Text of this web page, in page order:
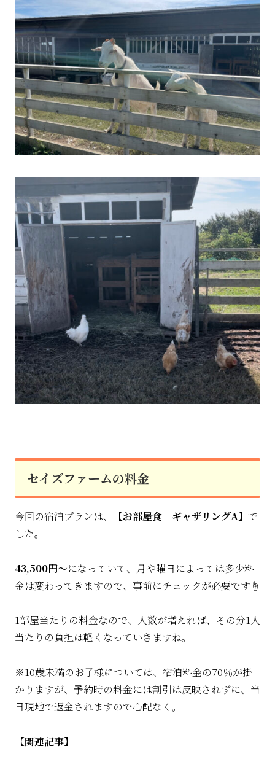
セイズファームの料金
今回の宿泊プランは、 【お部屋食 ギャザリングA】 で
した。
43,500円〜になっていて、月や曜日によっては多少料
金は変わってきますので、事前にチェックが必要です☝️
1部屋当たりの料金なので、人数が増えれば、その分1人
当たりの負担は軽くなっていきますね。
※10歳未満のお子様については、宿泊料金の70％が掛
かりますが、予約時の料金には割引は反映されずに、当
日現地で返金されますので心配なく。
【関連記事】